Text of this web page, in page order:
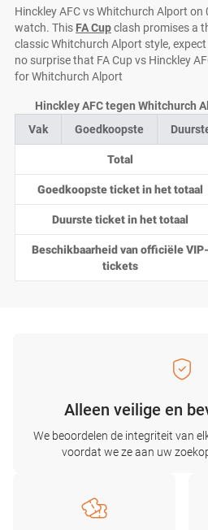
Hinckley AFC vs Whitchurch Alport on
watch. This FA Cupclash promises a
classic Whitchurch Alport style,
no surprise that FA Cup vs Hinckley
for Whitchurch Alport
Vak Goedkoopste
Total
Goedkoopste ticket in het totaal
Duurste ticket in het totaal
Beschikbaarheid van officiële VIP-
tickets
Hinckley AFC tegen Whitchurch
Alleen veilige en
We beoordelen de integriteit van
voordat we ze aan uw